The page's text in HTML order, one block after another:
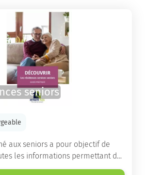
seniors
aux seniors a pour objectif de
les informations permettant de
services seniors adaptée.